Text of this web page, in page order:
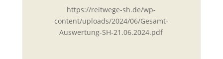
https://reitwege-sh.de/wp-
content/uploads/2024/06/Gesamt-
Auswertung-SH-21.06.2024.pdf